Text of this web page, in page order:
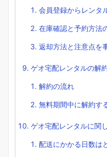
会員登録からレンタ
在庫確認と予約方法
返却方法と注意点を
ゲオ宅配レンタルの解
解約の流れ
無料期間中に解約す
ゲオ宅配レンタルに関
配送にかかる日数は